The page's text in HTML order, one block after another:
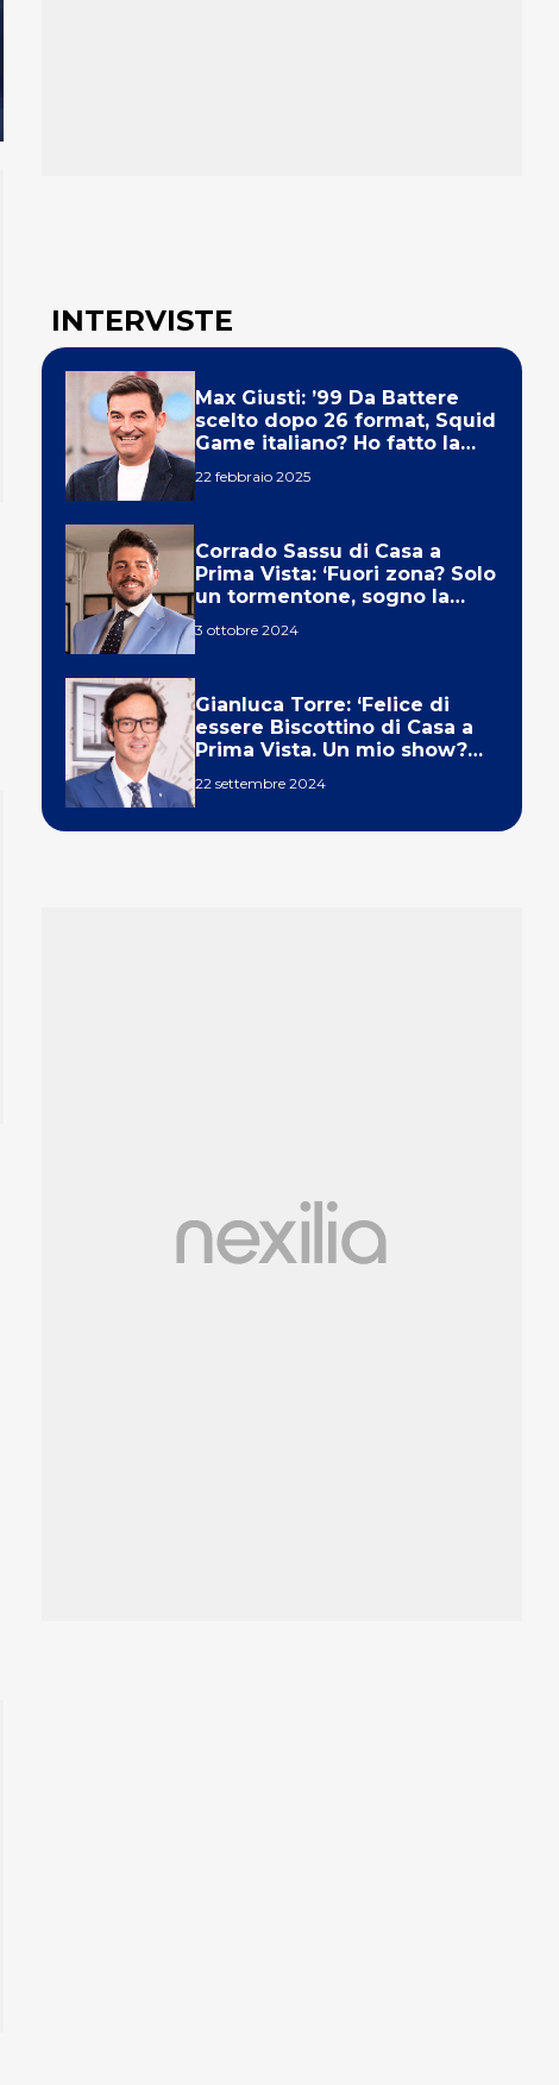
INTERVISTE
Max Giusti: ’99 Da Battere
scelto dopo 26 format, Squid
Game italiano? Ho fatto la
22 febbraio 2025
Corrado Sassu di Casa a
Prima Vista: ‘Fuori zona? Solo
un tormentone, sogno la
3 ottobre 2024
Gianluca Torre: ‘Felice di
essere Biscottino di Casa a
Prima Vista. Un mio show?
22 settembre 2024